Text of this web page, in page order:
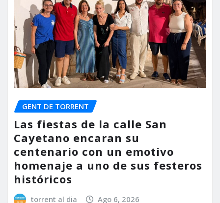
GENT DE TORRENT
Las fiestas de la calle San
Cayetano encaran su
centenario con un emotivo
homenaje a uno de sus festeros
históricos
torrent al dia Ago 6, 2026